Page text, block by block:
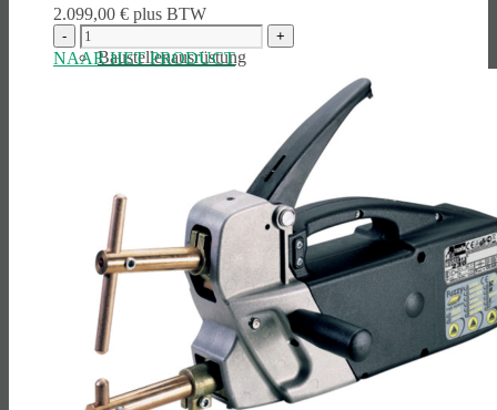
Bau­stellen­aus­rüstung
Arbeits­schutz
Befesti­gungs­technik
2.099,00 € plus BTW
NAAR HET PRODUCT